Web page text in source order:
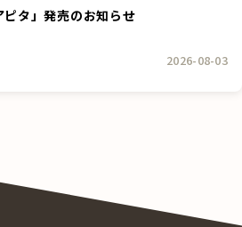
タ」発売のお知らせ
2026-08-03